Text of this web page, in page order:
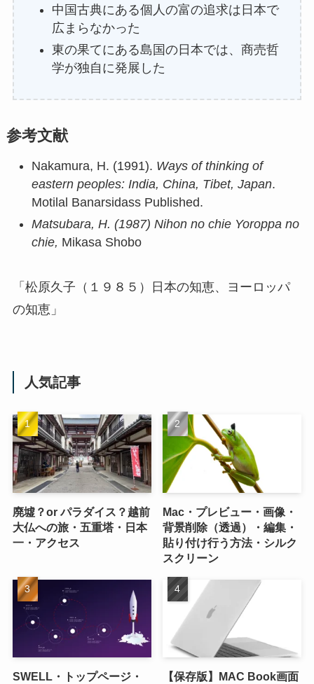
中国古典にある個人の富の追求は日本で
広まらなかった
東の果てにある島国の日本では、商売哲
学が独自に発展した
参考文献
Nakamura, H. (1991). Ways of thinking of
eastern peoples: India, China, Tibet, Japan.
Motilal Banarsidass Published.
Matsubara, H. (1987) Nihon no chie Yoroppa no
chie, Mikasa Shobo
「松原久子（１９８５）日本の知恵、ヨーロッパ
の知恵」
人気記事
廃墟？or パラダイス？越前
大仏への旅・五重塔・日本
一・アクセス
Mac・プレビュー・画像・
背景削除（透過）・編集・
貼り付け行う方法・シルク
スクリーン
SWELL・トップページ・
【保存版】MAC Book画面